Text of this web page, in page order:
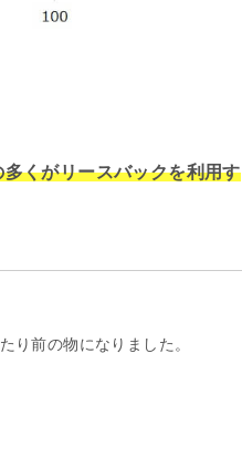
くがリースバックを利用す
り前の物になりました。